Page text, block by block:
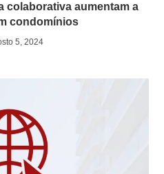
colaborativa aumentam a
condomínios
5, 2024